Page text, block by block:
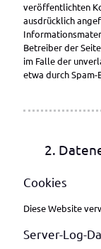
veröffentlichten
ausdrücklich
Betreiber der
im Falle der
etwa durch Spam-
2.
Cookies
Diese Website
Server-Log-